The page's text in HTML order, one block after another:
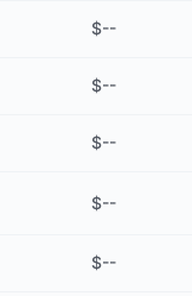
$--
$--
$--
$--
$--